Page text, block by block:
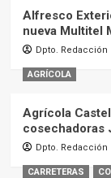
Alfresco
nueva Multitel
Dpto. Redacción
AGRÍCOLA
Agrícola
cosechadoras
Dpto. Redacción
CARRETERAS